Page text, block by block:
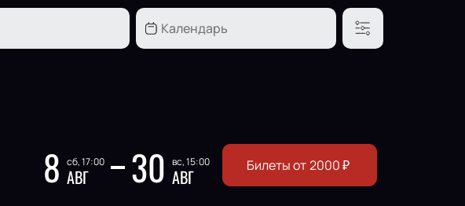
8 сб, 17:00
АВГ 30 вс, 15:00
АВГ Билеты от 2000₽